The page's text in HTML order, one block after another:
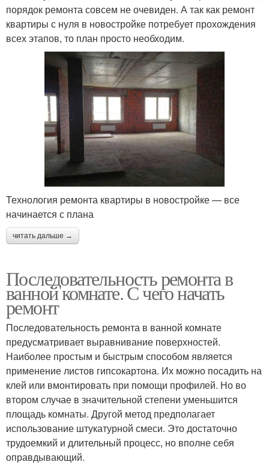
порядок ремонта совсем не очевиден. А так как ремонт
квартиры с нуля в новостройке потребует прохождения
всех этапов, то план просто необходим.
Технология ремонта квартиры в новостройке — все
начинается с плана
читать дальше →
Последовательность ремонта в
ванной комнате. С чего начать
ремонт
Последовательность ремонта в ванной комнате
предусматривает выравнивание поверхностей.
Наиболее простым и быстрым способом является
применение листов гипсокартона. Их можно посадить на
клей или вмонтировать при помощи профилей. Но во
втором случае в значительной степени уменьшится
площадь комнаты. Другой метод предполагает
использование штукатурной смеси. Это достаточно
трудоемкий и длительный процесс, но вполне себя
оправдывающий.